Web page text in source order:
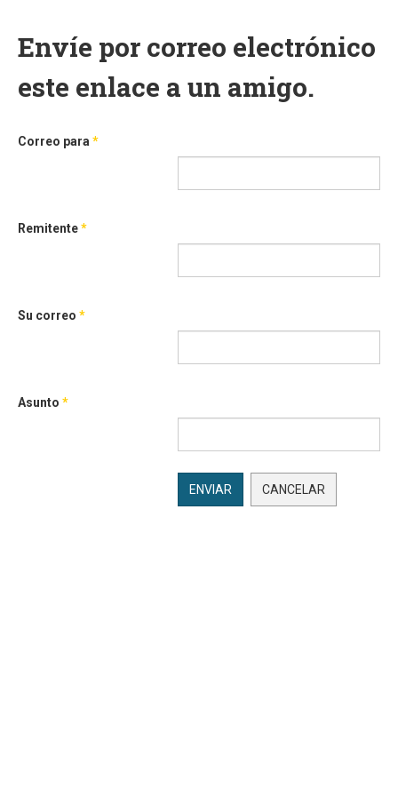
Envíe por correo electrónico
este enlace a un amigo.
Correo para *
Remitente*
Su correo *
Asunto *
ENVIAR CANCELAR